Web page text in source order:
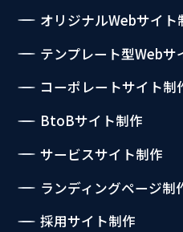
オリジナルWebサイト
テンプレート型Webサ
コーポレートサイト制
BtoBサイト制作
サービスサイト制作
ランディングページ制
採用サイト制作